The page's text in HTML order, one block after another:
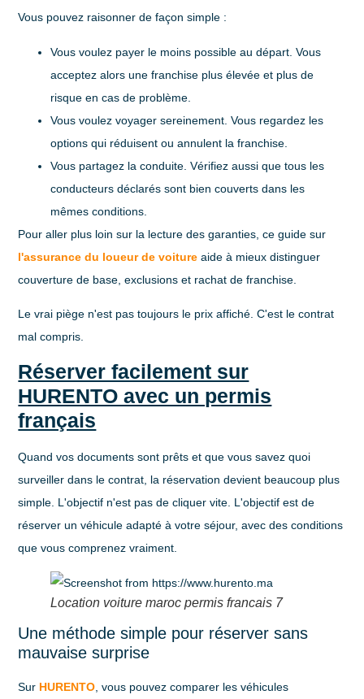
Vous pouvez raisonner de façon simple :
Vous voulez payer le moins possible au départ . Vous
acceptez alors une franchise plus élevée et plus de
risque en cas de problème.
Vous voulez voyager sereinement . Vous regardez les
options qui réduisent ou annulent la franchise.
Vous partagez la conduite . Vérifiez aussi que tous les
conducteurs déclarés sont bien couverts dans les
mêmes conditions.
Pour aller plus loin sur la lecture des garanties, ce guide sur
l'assurance du loueur de voiture aide à mieux distinguer
couverture de base, exclusions et rachat de franchise.
Le vrai piège n'est pas toujours le prix affiché. C'est le contrat
mal compris.
Réserver facilement sur
HURENTO avec un permis
français
Quand vos documents sont prêts et que vous savez quoi
surveiller dans le contrat, la réservation devient beaucoup plus
simple. L'objectif n'est pas de cliquer vite. L'objectif est de
réserver un véhicule adapté à votre séjour, avec des conditions
que vous comprenez vraiment.
Location voiture maroc permis francais 7
Une méthode simple pour réserver sans
mauvaise surprise
Sur HURENTO, vous pouvez comparer les véhicules